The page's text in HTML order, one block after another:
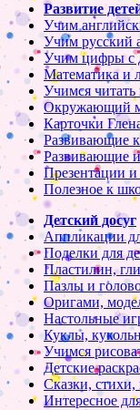
Развитие
Учим
Учим русский
Учим цифры с
Математика и
Учимся читать
Окружающий
Карточки
Развивающие
Развивающие
Презентации и
Полезное к
Детский досуг
Аппликации
Поделки для
Пластилин,
Пазлы и
Оригами,
Настольные
Куклы,
Учимся
Детские
Сказки, стихи,
Интересное